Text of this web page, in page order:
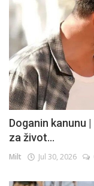
Doganin kanunu
za život...
Milt Jul 30, 2026